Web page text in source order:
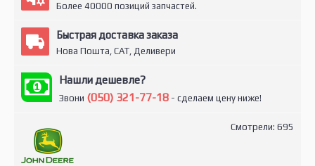
Более 40000 позиций запчастей.
Быстрая доставка заказа
Нова Пошта, САТ, Деливери
Нашли дешевле?
Звони (050) 321-77-18 - сделаем цену ниже!
Смотрели: 695